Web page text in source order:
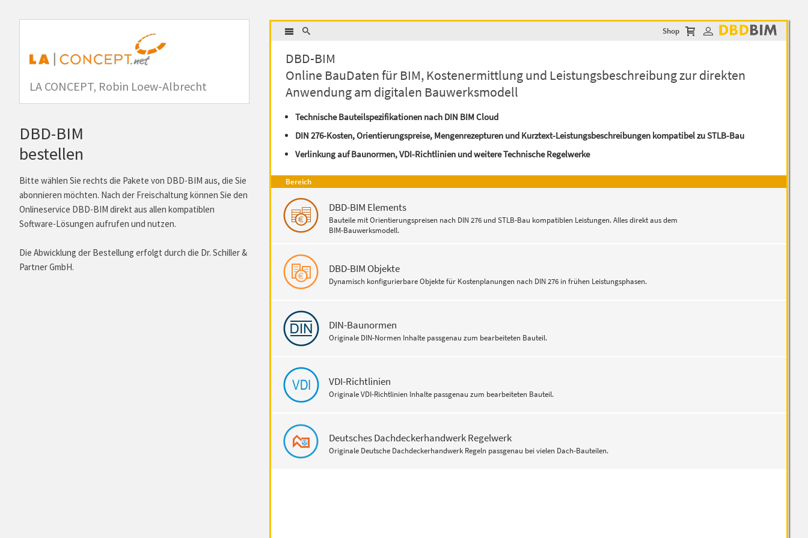
LA CONCEPT, Robin Loew-Albrecht
DBD-BIM
bestellen
Bitte wählen Sie rechts die Pakete von DBD-BIM aus, die Sie
abonnieren möchten. Nach der Freischaltung können Sie den
Onlineservice DBD-BIM direkt aus allen kompatiblen
Software-Lösungen aufrufen und nutzen.
Die Abwicklung der Bestellung erfolgt durch die Dr. Schiller &
Partner GmbH.